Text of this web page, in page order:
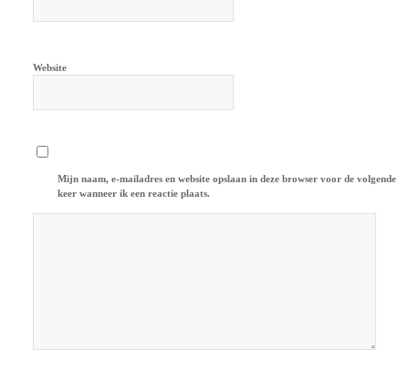
Website
Mijn naam, e-mailadres en website opslaan in deze browser voor de volgende
keer wanneer ik een reactie plaats.